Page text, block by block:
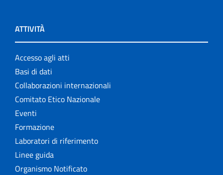
ATTIVITÀ
Accesso agli atti
Basi di dati
Collaborazioni internazionali
Comitato Etico Nazionale
Eventi
Formazione
Laboratori di riferimento
Linee guida
Organismo Notificato